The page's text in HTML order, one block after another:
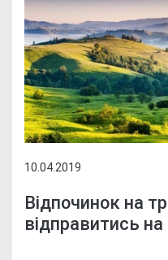
10.04.2019
Відпочинок на
відправитись на